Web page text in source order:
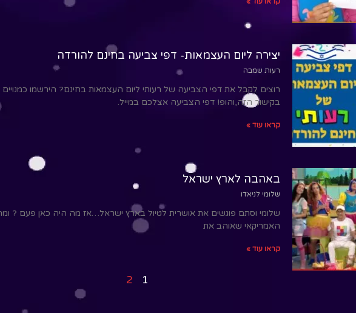
יצירה ליום העצמאות- דפי צביעה בחינם להורדה
רעות שמבה
רוצים לקבל את דפי הצביעה של רעותי ליום העצמאות בחינם? הירשמו
בקישור הזה,והופ! דפי הצביעה אצלכם במייל.
קראו עוד »
באהבה לארץ ישראל
שלומי לניאדו
שלומי וסתם פוגשים את אושרית לטיול בארץ ישראל…אז מה היה כאן פעם ?
האמריקאי שאוהב את
קראו עוד »
1
2